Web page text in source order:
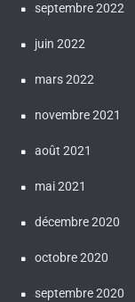
septembre 2022
juin 2022
mars 2022
novembre 2021
août 2021
mai 2021
décembre 2020
octobre 2020
septembre 2020